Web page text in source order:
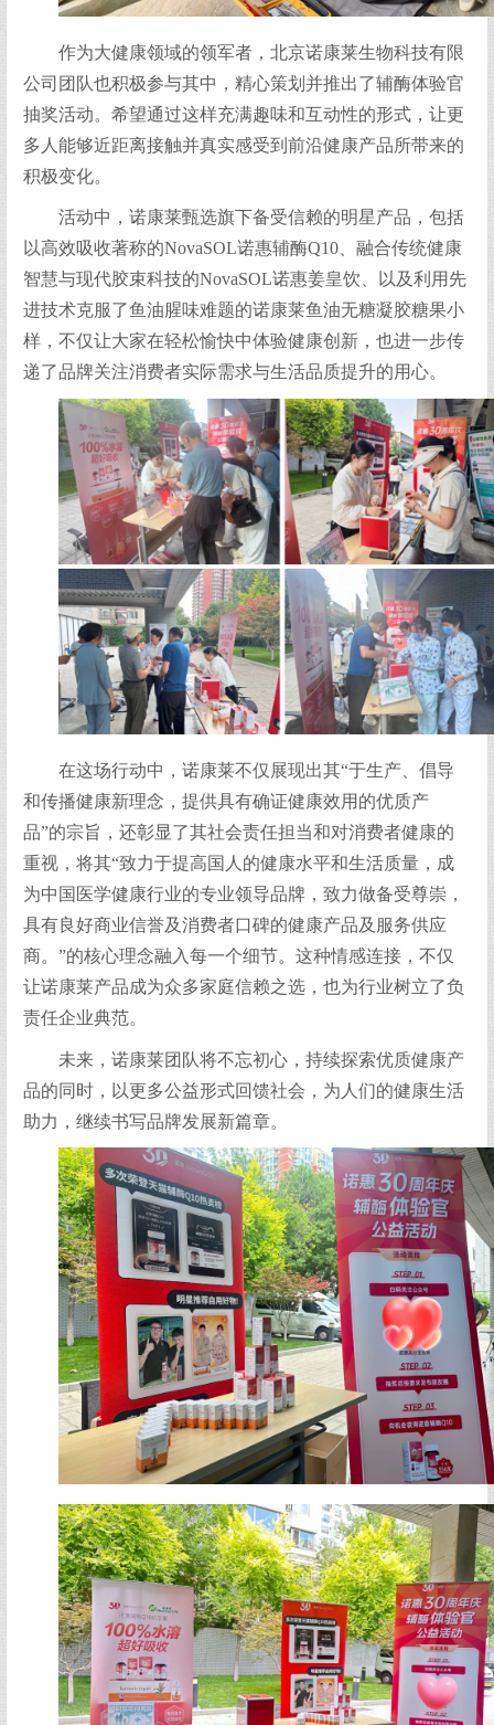
作为大健康领域的领军者，北京诺康莱生物科技有限
公司团队也积极参与其中，精心策划并推出了辅酶体验官
抽奖活动。希望通过这样充满趣味和互动性的形式，让更
多人能够近距离接触并真实感受到前沿健康产品所带来的
积极变化。
活动中，诺康莱甄选旗下备受信赖的明星产品，包括
以高效吸收著称的NovaSOL诺惠辅酶Q10、融合传统健康
智慧与现代胶束科技的NovaSOL诺惠姜皇饮、以及利用先
进技术克服了鱼油腥味难题的诺康莱鱼油无糖凝胶糖果小
样，不仅让大家在轻松愉快中体验健康创新，也进一步传
递了品牌关注消费者实际需求与生活品质提升的用心。
在这场行动中，诺康莱不仅展现出其“于生产、倡导
和传播健康新理念，提供具有确证健康效用的优质产
品”的宗旨，还彰显了其社会责任担当和对消费者健康的
重视，将其“致力于提高国人的健康水平和生活质量，成
为中国医学健康行业的专业领导品牌，致力做备受尊崇，
具有良好商业信誉及消费者口碑的健康产品及服务供应
商。”的核心理念融入每一个细节。这种情感连接，不仅
让诺康莱产品成为众多家庭信赖之选，也为行业树立了负
责任企业典范。
未来，诺康莱团队将不忘初心，持续探索优质健康产
品的同时，以更多公益形式回馈社会，为人们的健康生活
助力，继续书写品牌发展新篇章。